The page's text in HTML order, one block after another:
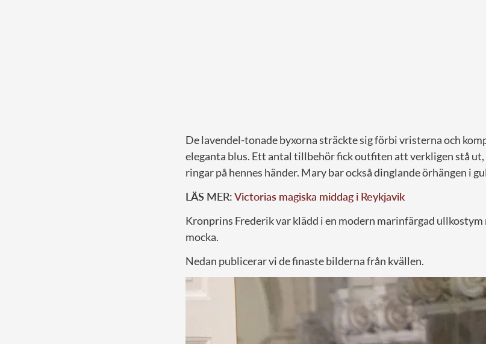
De lavendel-tonade byxorna sträckte sig förbi vristerna och
eleganta blus. Ett antal tillbehör fick outfiten att verkligen stå
ringar på hennes händer. Mary bar också dinglande örhängen i
LÄS MER:Victorias magiska middag i Reykjavik
Kronprins Frederik var klädd i en modern marinfärgad ullkostym
mocka.
Nedan publicerar vi de finaste bilderna från kvällen.